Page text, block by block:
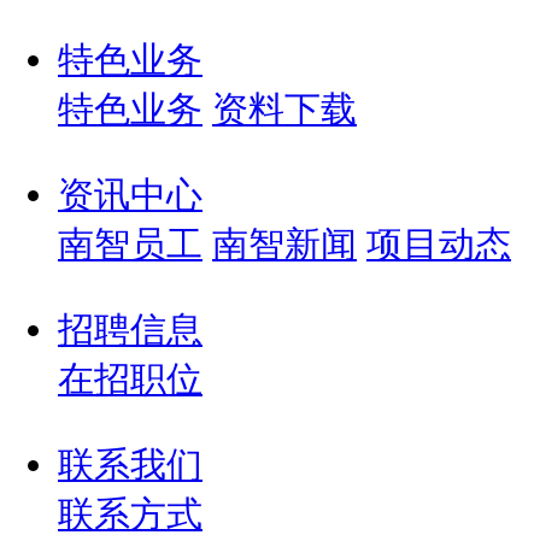
特色业务
特色业务 资料下载
资讯中心
南智员工 南智新闻 项目动态
招聘信息
在招职位
联系我们
联系方式